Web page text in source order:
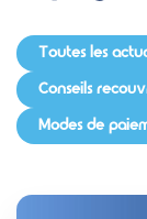
Toutes les
Conseils
Modes de